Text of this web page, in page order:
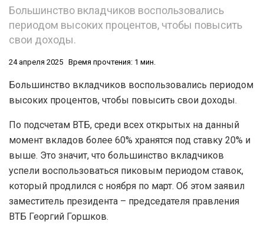
Большинство вкладчиков воспользовались
периодом высоких процентов, чтобы повысить
свои доходы.
24 апреля 2025 Время прочтения: 1 мин.
Большинство вкладчиков воспользовались периодом
высоких процентов, чтобы повысить свои доходы.
По подсчетам ВТБ, среди всех открытых на данный
момент вкладов более 60% хранятся под ставку 20% и
выше. Это значит, что большинство вкладчиков
успели воспользоваться пиковым периодом ставок,
который продлился с ноября по март. Об этом заявил
заместитель президента – председателя правления
ВТБ Георгий Горшков.